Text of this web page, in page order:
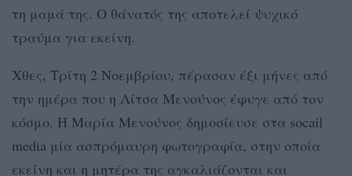
τη μαμά της. Ο θάνατός της αποτελεί ψυχικό
τραύμα για εκείνη.
Χθες, Τρίτη 2 Νοεμβρίου, πέρασαν έξι μήνες από
την ημέρα που η Λίτσα Μενούνος έφυγε από τον
κόσμο. Η Μαρία Μενούνος δημοσίευσε στα socail
media μία ασπρόμαυρη φωτογραφία, στην οποία
εκείνη και η μητέρα της αγκαλιάζονται και